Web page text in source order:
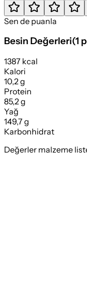
Sen de puanla
Besin Değerleri(1
1387 kcal
Kalori
10,2 g
Protein
85,2 g
Yağ
149,7 g
Karbonhidrat
Değerler malzeme